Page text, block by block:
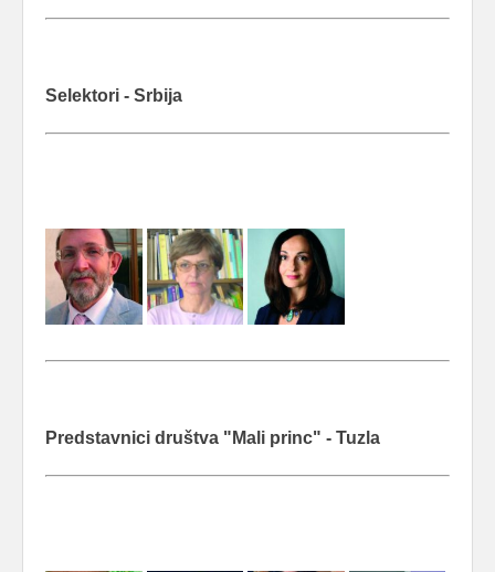
Selektori - Srbija
Predstavnici društva "Mali princ" - Tuzla